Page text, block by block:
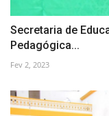
Secretaria de
Pedagógica...
Fev 2, 2023